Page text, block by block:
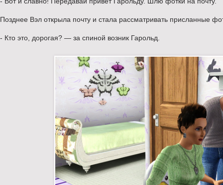
Позднее Вэл открыла почту и стала рассматривать присланные
- Кто это, дорогая? — за спиной возник Гарольд.